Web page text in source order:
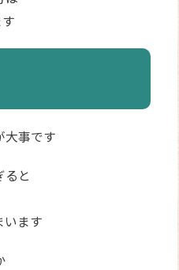
大事です
ると
います